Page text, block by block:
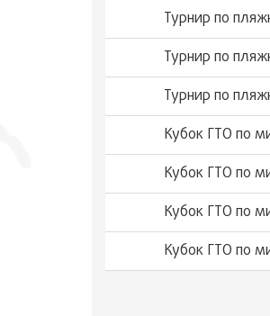
Турнир по
Турнир по
Турнир по
Кубок ГТО по
Кубок ГТО по
Кубок ГТО по
Кубок ГТО по